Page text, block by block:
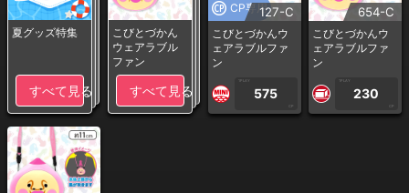
夏グッズ特集
すべて見る
こびとづかん
ウェアラブル
ファン
すべて見る
CP専用127-C
こびとづかんウ
ェアラブルファ
ン
1PLAY
575
CP
654-C
こびとづかんウ
ェアラブルファ
ン
1PLAY
230
CP